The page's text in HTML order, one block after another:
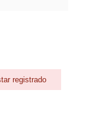
registrado